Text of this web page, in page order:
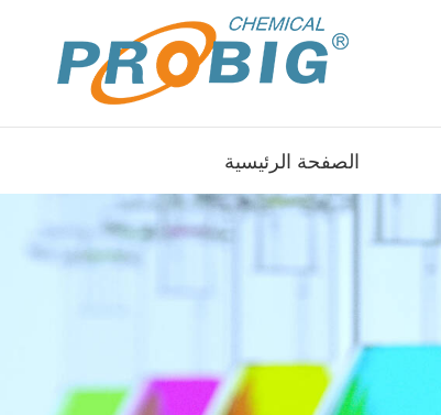
الصفحة الرئيسية